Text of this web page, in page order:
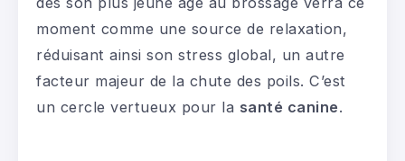
moment comme une source de relaxation,
réduisant ainsi son stress global, un autre
facteur majeur de la chute des poils. C’est
un cercle vertueux pour la santé canine.